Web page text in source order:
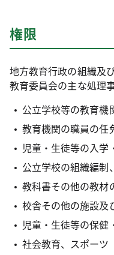
権限
地方教育行政の組織及
教育委員会の主な処理
公立学校等の教育機
教育機関の職員の任
児童・生徒等の入学
公立学校の組織編制
教科書その他の教材
校舎その他の施設及
児童・生徒等の保健
社会教育、スポーツ